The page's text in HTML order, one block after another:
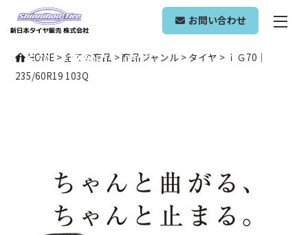
お問い合わせ
ONLINE SHOP
ｉＧ70｜235/60R19 103Q
HOME >全ての商品 >商品ジャンル > タイヤ > ｉＧ70｜
235/60R19 103Q